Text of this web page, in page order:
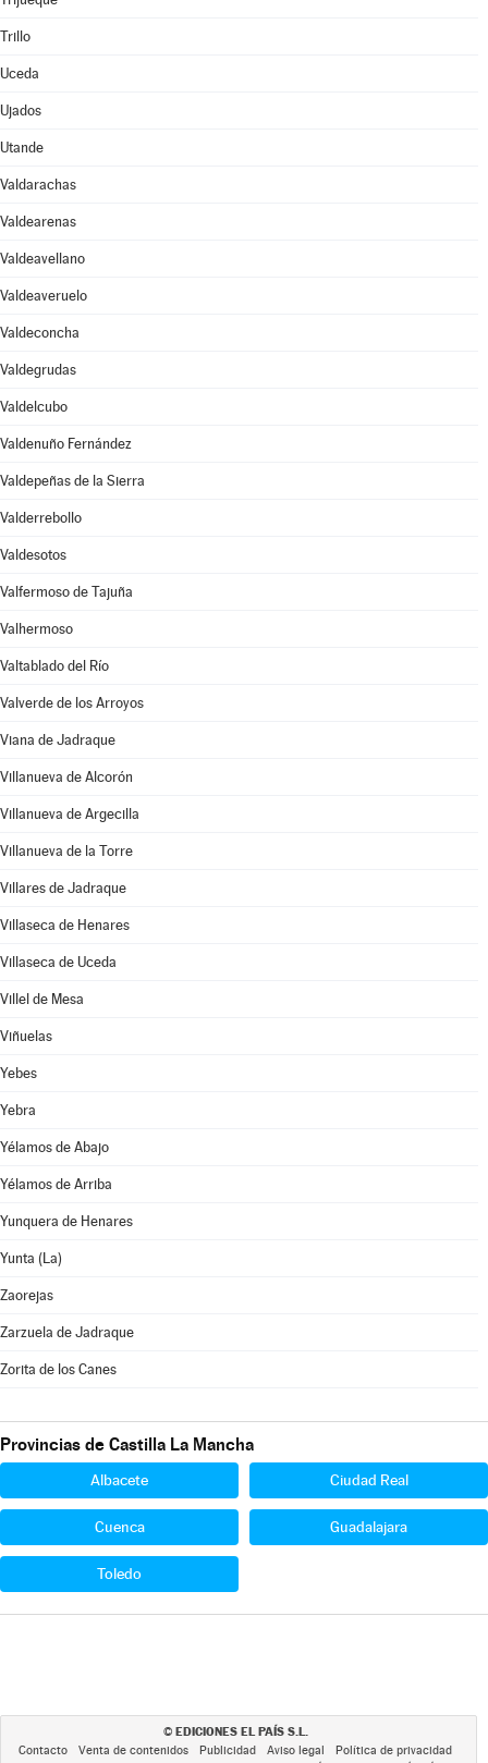
Trillo
Uceda
Ujados
Utande
Valdarachas
Valdearenas
Valdeavellano
Valdeaveruelo
Valdeconcha
Valdegrudas
Valdelcubo
Valdenuño Fernández
Valdepeñas de la Sierra
Valderrebollo
Valdesotos
Valfermoso de Tajuña
Valhermoso
Valtablado del Río
Valverde de los Arroyos
Viana de Jadraque
Villanueva de Alcorón
Villanueva de Argecilla
Villanueva de la Torre
Villares de Jadraque
Villaseca de Henares
Villaseca de Uceda
Villel de Mesa
Viñuelas
Yebes
Yebra
Yélamos de Abajo
Yélamos de Arriba
Yunquera de Henares
Yunta (La)
Zaorejas
Zarzuela de Jadraque
Zorita de los Canes
Provincias de Castilla La Mancha
Albacete Ciudad Real
Cuenca Guadalajara
Toledo
© EDICIONES EL PAÍS S.L.
Contacto Venta de contenidos Publicidad Aviso legal
Política de privacidad